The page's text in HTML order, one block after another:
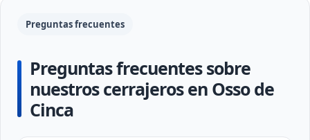
Preguntas frecuentes
Preguntas frecuentes sobre
nuestros cerrajeros en Osso de
Cinca